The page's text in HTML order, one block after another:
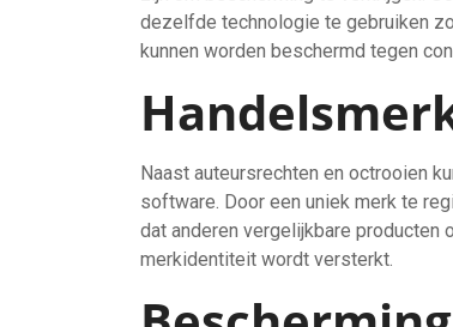
dezelfde technologie te gebruiken
kunnen worden beschermd tegen
Naast auteursrechten en octrooien
software. Door een uniek merk te
dat anderen vergelijkbare producten
merkidentiteit wordt versterkt.